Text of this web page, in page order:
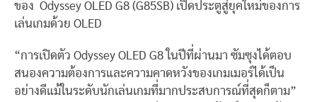
ของ Odyssey OLED G8 (G85SB) เปิดประตูสู่ยุคใหม่ของการ
เล่นเกมด้วย OLED
“การเปิดตัว Odyssey OLED G8 ในปีที่ผ่านมา ซัมซุงได้ตอบ
สนองความต้องการและความคาดหวังของเกมเมอร์ได้เป็น
อย่างดีแม้ในระดับนักเล่นเกมที่มากประสบการณ์ที่สุดก็ตาม”